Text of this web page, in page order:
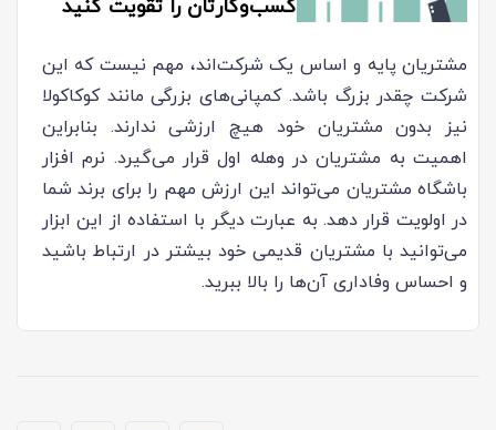
کسب‌وکارتان را تقویت کنید
مشتریان پایه و اساس یک شرکت‌اند، مهم نیست که این
شرکت چقدر بزرگ باشد. کمپانی‌های بزرگی مانند کوکاکولا
نیز بدون مشتریان خود هیچ ارزشی ندارند. بنابراین
اهمیت به مشتریان در وهله اول قرار می‌گیرد. نرم افزار
باشگاه مشتریان می‌تواند این ارزش مهم را برای برند شما
در اولویت قرار دهد. به عبارت دیگر با استفاده از این ابزار
می‌توانید با مشتریان قدیمی خود بیشتر در ارتباط باشید
و احساس وفاداری آن‎‌ها را بالا ببرید.